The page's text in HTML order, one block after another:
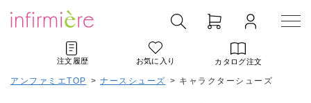
注文履歴 お気に入り カタログ注文
アンファミエTOP > ナースシューズ > キャラクターシューズ